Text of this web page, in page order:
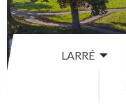
LARRÉ